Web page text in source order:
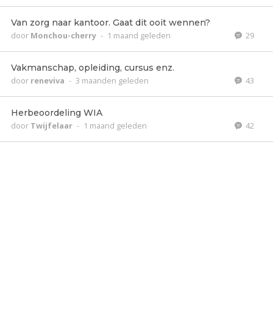
Van zorg naar kantoor. Gaat dit ooit wennen?
door Monchou-cherry - 1 maand geleden 29
Vakmanschap, opleiding, cursus enz.
door reneviva - 3 maanden geleden 43
Herbeoordeling WIA
door Twijfelaar - 1 maand geleden 42